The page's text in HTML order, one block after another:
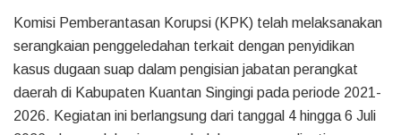
Komisi Pemberantasan Korupsi (KPK) telah melaksanakan
serangkaian penggeledahan terkait dengan penyidikan
kasus dugaan suap dalam pengisian jabatan perangkat
daerah di Kabupaten Kuantan Singingi pada periode 2021-
2026. Kegiatan ini berlangsung dari tanggal 4 hingga 6 Juli